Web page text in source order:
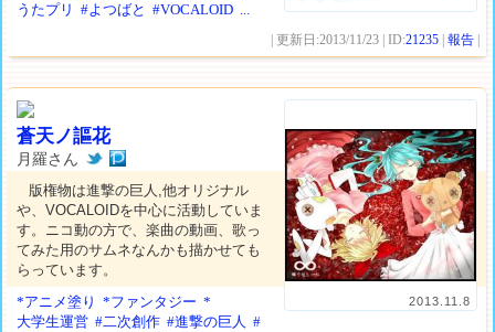
うたプリ
#よつばと #VOCALOID ...
| 更新日:2013/11/23 | ID:21235 |報告
2013.11.8
蒼天ノ謳花
月羅さん
版権物は進撃の巨人,他オリジナル
や、VOCALOIDを中心に活動していま
す。ニコ動の方で、楽曲の動画、歌っ
てみた用のサムネなんかも描かせても
らっています。
*アニメ塗り
*ファンタジー *
大学生運営 #二次創作 #進撃の巨人 #